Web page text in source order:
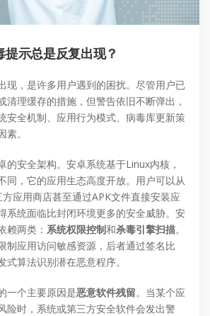
示总是反复出现？
现，是许多用户遇到的困扰。尽管用户已
清理缓存的措施，但警告依旧不断弹出，
安全机制、应用行为模式、病毒库更新策
。
的安全架构。安卓系统基于Linux内核，
同，它的应用生态高度开放。用户可以从
应用商店甚至通过APK文件直接安装应
系统面临比封闭环境更多的安全威胁。安
赖两类： 系统权限控制和杀毒引擎扫描。
制应用访问敏感资源，后者通过签名比
式算法识别潜在恶意程序。
一个主要原因是恶意软件残留。当某个应
险时，系统或第三方安全软件会发出警